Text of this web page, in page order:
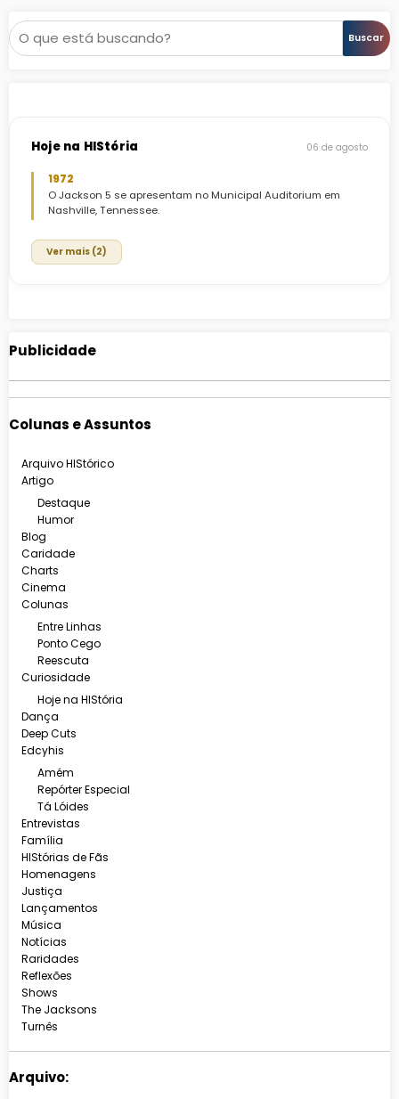
Pesquisar Buscar
Hoje na HIStória 06 de agosto
1972
O Jackson 5 se apresentam no Municipal Auditorium em
Nashville, Tennessee.
Ver mais (2)
Publicidade
Colunas e Assuntos
Arquivo HIStórico
Artigo
Destaque
Humor
Blog
Caridade
Charts
Cinema
Colunas
Entre Linhas
Ponto Cego
Reescuta
Curiosidade
Hoje na HIStória
Dança
Deep Cuts
Edcyhis
Amém
Repórter Especial
Tá Lóides
Entrevistas
Família
HIStórias de Fãs
Homenagens
Justiça
Lançamentos
Música
Notícias
Raridades
Reflexões
Shows
The Jacksons
Turnês
Arquivo: